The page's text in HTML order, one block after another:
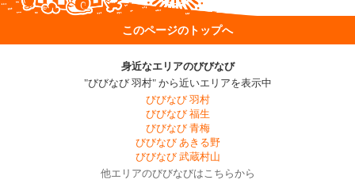
このページのトップへ
身近なエリアのびびなび
"びびなび 羽村" から近いエリアを表示中
びびなび 羽村
びびなび 福生
びびなび 青梅
びびなび あきる野
びびなび 武蔵村山
他エリアのびびなびはこちらから